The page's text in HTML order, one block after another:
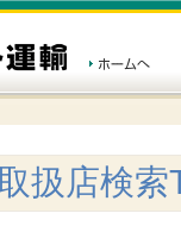
扱店検索